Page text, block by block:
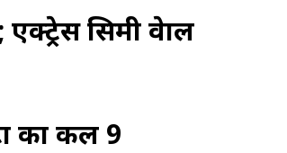
सिमी ग्रेवाल
का कल 9